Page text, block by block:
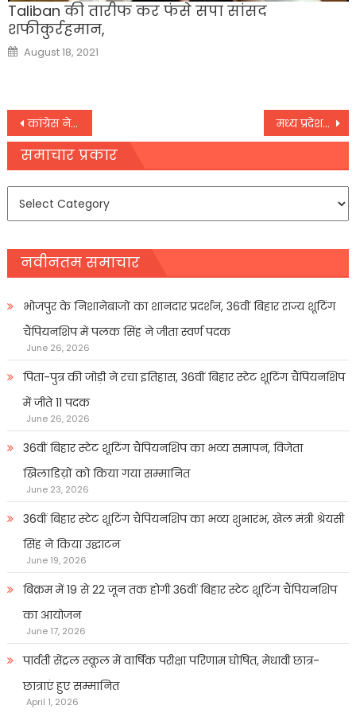
Taliban की तारीफ कर फंसे सपा सांसद
शफीकुर्रहमान,
Posted
on
August 18, 2021
Post
navigation
कांग्रेस ने सदन में हिंसा की जांच के लिए राज्यसभा की जांच समिति में शामिल होने से किया इनकार मध्य प्रदेश में भीषण सड़क हादसा, छिंदवाड़ा में गई 6 लोगों की जान, 2 घायल
समाचार प्रकार
नवीनतम समाचार
भोजपुर के निशानेबाजों का शानदार प्रदर्शन, 36वीं बिहार राज्य शूटिंग
चैंपियनशिप में पलक सिंह ने जीता स्वर्ण पदक
June 26, 2026
पिता-पुत्र की जोड़ी ने रचा इतिहास, 36वीं बिहार स्टेट शूटिंग चैंपियनशिप
में जीते 11 पदक
June 26, 2026
36वीं बिहार स्टेट शूटिंग चैंपियनशिप का भव्य समापन, विजेता
खिलाडिय़ों को किया गया सम्मानित
June 23, 2026
36वीं बिहार स्टेट शूटिंग चैंपियनशिप का भव्य शुभारंभ, खेल मंत्री श्रेयसी
सिंह ने किया उद्घाटन
June 19, 2026
बिक्रम में 19 से 22 जून तक होगी 36वीं बिहार स्टेट शूटिंग चैंपियनशिप
का आयोजन
June 17, 2026
पार्वती सेंट्रल स्कूल में वार्षिक परीक्षा परिणाम घोषित, मेधावी छात्र-
छात्राएं हुए सम्मानित
April 1, 2026